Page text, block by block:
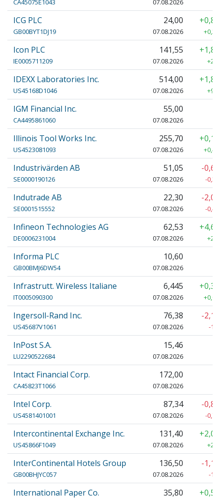
CA45075E1043 07.08.2026
ICG PLC
GB00BYT1DJ19
24,00
07.08.2026
Icon PLC
IE0005711209
141,55
07.08.2026
IDEXX Laboratories Inc.
US45168D1046
514,00
07.08.2026
IGM Financial Inc.
CA4495861060
55,00
07.08.2026
Illinois Tool Works Inc.
US4523081093
255,70
07.08.2026
Industrivärden AB
SE0000190126
51,05
07.08.2026
-
-
Indutrade AB
SE0001515552
22,30
07.08.2026
-
-
Infineon Technologies AG
DE0006231004
62,53
07.08.2026
Informa PLC
GB00BMJ6DW54
10,60
07.08.2026
Infrastrutt. Wireless Italiane
IT0005090300
6,445
07.08.2026
Ingersoll-Rand Inc.
US45687V1061
76,38
07.08.2026
-
-
InPost S.A.
LU2290522684
15,46
07.08.2026
Intact Financial Corp.
CA45823T1066
172,00
07.08.2026
Intel Corp.
US4581401001
87,34
07.08.2026
-
-
Intercontinental Exchange Inc.
US45866F1049
131,40
07.08.2026
InterContinental Hotels Group
GB00BHJYC057
136,50
07.08.2026
-
-
International Paper Co. 35,80